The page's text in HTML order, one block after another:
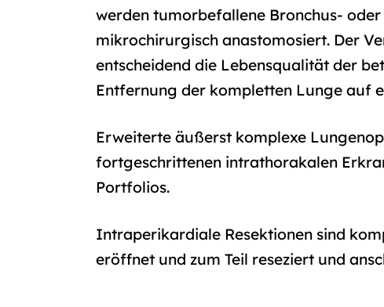
werden tumorbefallene Bronchus-
mikrochirurgisch anastomosiert. Der
entscheidend die Lebensqualität der
Entfernung der kompletten Lunge auf
Erweiterte äußerst komplexe
fortgeschrittenen intrathorakalen
Portfolios.
Intraperikardiale Resektionen sind
eröffnet und zum Teil reseziert und